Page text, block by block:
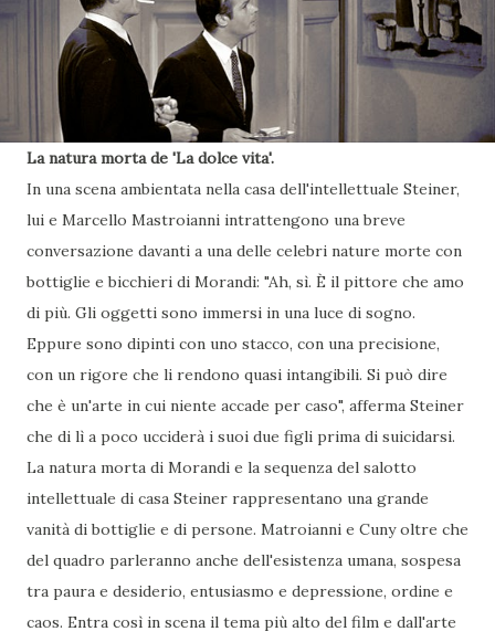
La natura morta de 'La dolce vita'.
In una scena ambientata nella casa dell'intellettuale Steiner,
lui e Marcello Mastroianni intrattengono una breve
conversazione davanti a una delle celebri nature morte con
bottiglie e bicchieri di Morandi: "Ah, sì. È il pittore che amo
di più. Gli oggetti sono immersi in una luce di sogno.
Eppure sono dipinti con uno stacco, con una precisione,
con un rigore che li rendono quasi intangibili. Si può dire
che è un'arte in cui niente accade per caso", afferma Steiner
che di lì a poco ucciderà i suoi due figli prima di suicidarsi.
La natura morta di Morandi e la sequenza del salotto
intellettuale di casa Steiner rappresentano una grande
vanità di bottiglie e di persone. Matroianni e Cuny oltre che
del quadro parleranno anche dell'esistenza umana, sospesa
tra paura e desiderio, entusiasmo e depressione, ordine e
caos. Entra così in scena il tema più alto del film e dall'arte